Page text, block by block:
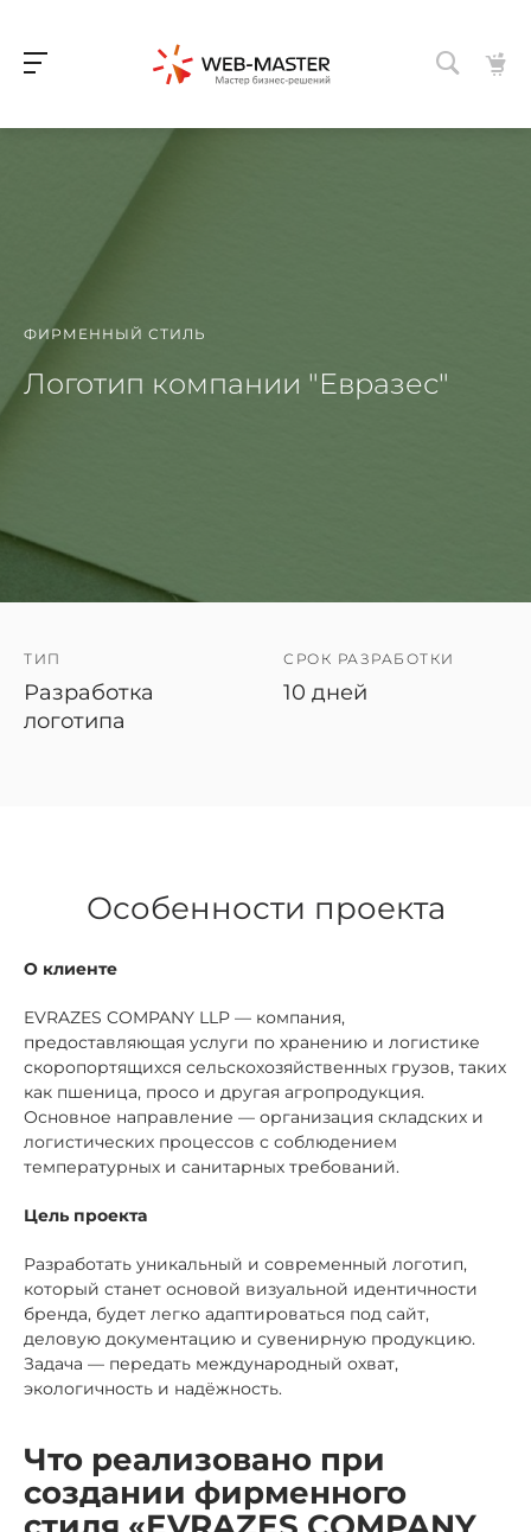
ФИРМЕННЫЙ СТИЛЬ
Логотип компании "Евразес"
ТИП
Разработка
логотипа
СРОК РАЗРАБОТКИ
10 дней
Особенности проекта
О клиенте
EVRAZES COMPANY LLP — компания,
предоставляющая услуги по хранению и логистике
скоропортящихся сельскохозяйственных грузов, таких
как пшеница, просо и другая агропродукция.
Основное направление — организация складских и
логистических процессов с соблюдением
температурных и санитарных требований.
Цель проекта
Разработать уникальный и современный логотип,
который станет основой визуальной идентичности
бренда, будет легко адаптироваться под сайт,
деловую документацию и сувенирную продукцию.
Задача — передать международный охват,
экологичность и надёжность.
Что реализовано при
создании фирменного